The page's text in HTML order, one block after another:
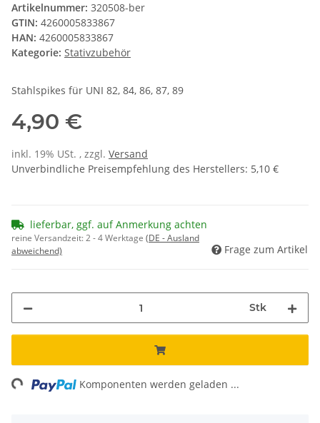
Artikelnummer: 320508-ber
GTIN: 4260005833867
HAN: 4260005833867
Kategorie: Stativzubehör
Stahlspikes für UNI 82, 84, 86, 87, 89
4,90 €
inkl. 19% USt. , zzgl. Versand
Unverbindliche Preisempfehlung des Herstellers: 5,10 €
lieferbar, ggf. auf Anmerkung achten
reine Versandzeit:2 - 4 Werktage (DE - Ausland
abweichend)
Frage zum Artikel
Stk
Komponenten werden geladen ...